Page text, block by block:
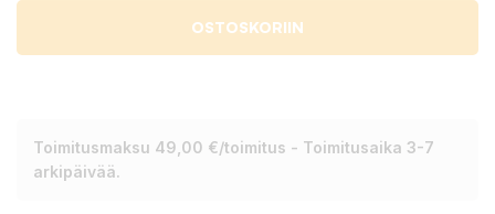
OSTOSKORIIN
Toimitusmaksu 49,00 €/toimitus - Toimitusaika 3-7
arkipäivää.